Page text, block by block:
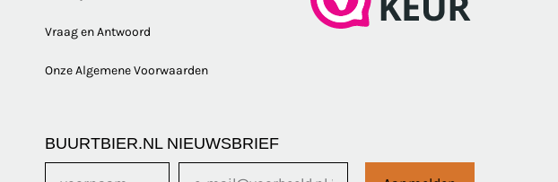
Vraag en Antwoord
Onze Algemene Voorwaarden
BUURTBIER.NL NIEUWSBRIEF